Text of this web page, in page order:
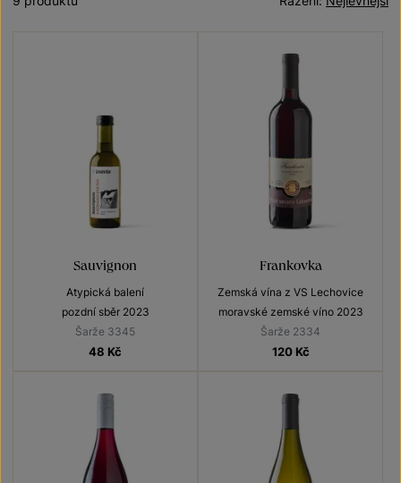
Sauvignon
Atypická balení
pozdní sběr 2023
Šarže 3345
48 Kč
Frankovka
Zemská vína z VS Lechovice
moravské zemské víno 2023
Šarže 2334
120 Kč